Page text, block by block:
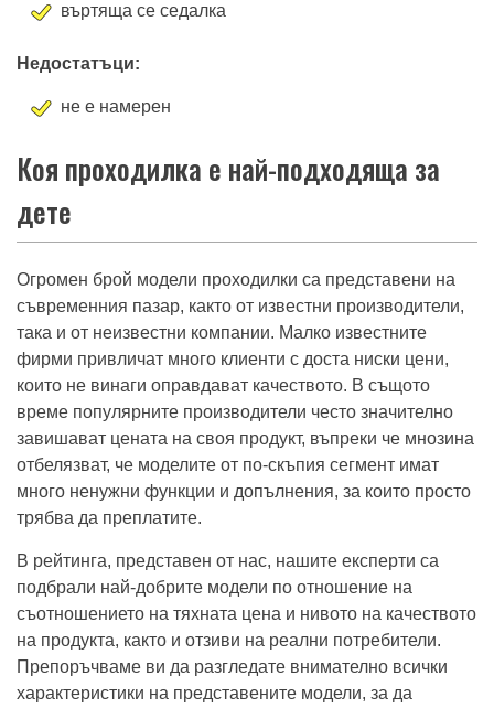
въртяща се седалка
Недостатъци:
не е намерен
Коя проходилка е най-подходяща за
дете
Огромен брой модели проходилки са представени на
съвременния пазар, както от известни производители,
така и от неизвестни компании. Малко известните
фирми привличат много клиенти с доста ниски цени,
които не винаги оправдават качеството. В същото
време популярните производители често значително
завишават цената на своя продукт, въпреки че мнозина
отбелязват, че моделите от по-скъпия сегмент имат
много ненужни функции и допълнения, за които просто
трябва да преплатите.
В рейтинга, представен от нас, нашите експерти са
подбрали най-добрите модели по отношение на
съотношението на тяхната цена и нивото на качеството
на продукта, както и отзиви на реални потребители.
Препоръчваме ви да разгледате внимателно всички
характеристики на представените модели, за да